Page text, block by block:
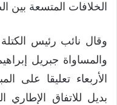
الخلافات المتسعة بين
وقال نائب رئيس
والمساواة جبريل
الأربعاء تعليقا على
بديل للاتفاق